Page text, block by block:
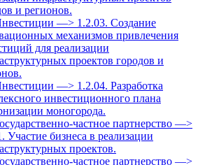
и регионов.
—> 1.2.03. Создание
механизмов привлечения
для реализации
проектов городов и
—> 1.2.04. Разработка
инвестиционного плана
моногорода.
частное партнерство —>
Участие бизнеса в реализации
проектов.
частное партнерство —>